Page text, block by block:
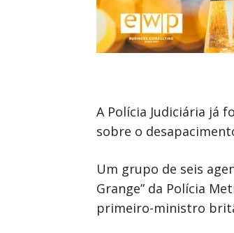
A Polícia Judiciária já
sobre o
Um grupo de seis
Grange” da Polícia
primeiro-ministro